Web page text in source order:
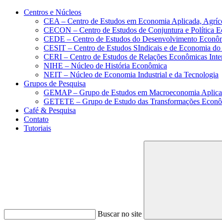
Conteúdo principal Menu principal
Centros e Núcleos
CEA – Centro de Estudos em Economia Aplicada,
CECON – Centro de Estudos de Conjuntura e Política
CEDE – Centro de Estudos do Desenvolvimento
CESIT – Centro de Estudos SIndicais e de Economia
CERI – Centro de Estudos de Relações Econômicas
NIHE – Núcleo de História Econômica
NEIT – Núcleo de Economia Industrial e da Tecnologia
Grupos de Pesquisa
GEMAP – Grupo de Estudos em Macroeconomia
GETETE – Grupo de Estudo das Transformações
Café & Pesquisa
Contato
Tutoriais
Buscar no site